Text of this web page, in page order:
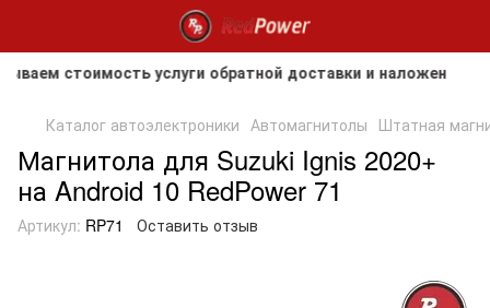
стоимость услуги обратной доставки и наложенного
Каталог автоэлектроники Автомагнитолы Штатная
Магнитола для Suzuki Ignis 2020+
на Android 10 RedPower 71
Артикул: RP71 Оставить отзыв